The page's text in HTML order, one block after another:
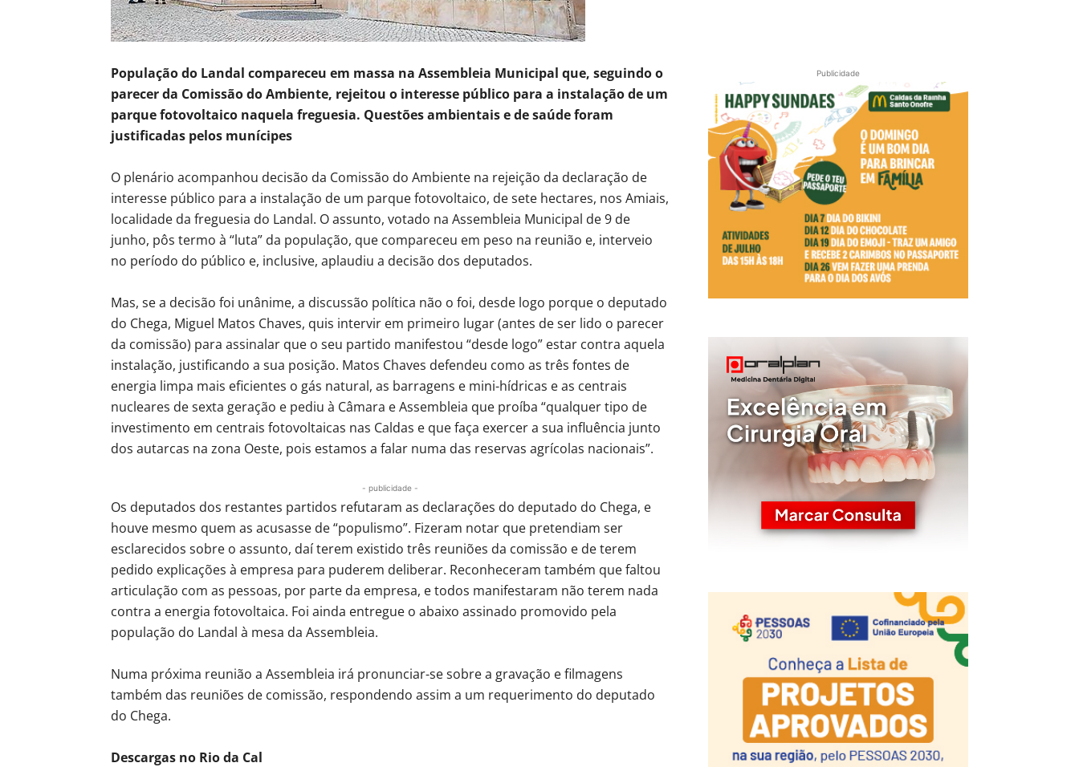
População do Landal compareceu em massa na Assembleia Municipal que, seguindo o
parecer da Comissão do Ambiente, rejeitou o interesse público para a instalação de um
parque fotovoltaico naquela freguesia. Questões ambientais e de saúde foram
justificadas pelos munícipes
O plenário acompanhou decisão da Comissão do Ambiente na rejeição da declaração de
interesse público para a instalação de um parque fotovoltaico, de sete hectares, nos Amiais,
localidade da freguesia do Landal. O assunto, votado na Assembleia Municipal de 9 de
junho, pôs termo à “luta” da população, que compareceu em peso na reunião e, interveio
no período do público e, inclusive, aplaudiu a decisão dos deputados.
Mas, se a decisão foi unânime, a discussão política não o foi, desde logo porque o deputado
do Chega, Miguel Matos Chaves, quis intervir em primeiro lugar (antes de ser lido o parecer
da comissão) para assinalar que o seu partido manifestou “desde logo” estar contra aquela
instalação, justificando a sua posição. Matos Chaves defendeu como as três fontes de
energia limpa mais eficientes o gás natural, as barragens e mini-hídricas e as centrais
nucleares de sexta geração e pediu à Câmara e Assembleia que proíba “qualquer tipo de
investimento em centrais fotovoltaicas nas Caldas e que faça exercer a sua influência junto
dos autarcas na zona Oeste, pois estamos a falar numa das reservas agrícolas nacionais”.
- publicidade -
Os deputados dos restantes partidos refutaram as declarações do deputado do Chega, e
houve mesmo quem as acusasse de “populismo”. Fizeram notar que pretendiam ser
esclarecidos sobre o assunto, daí terem existido três reuniões da comissão e de terem
pedido explicações à empresa para puderem deliberar. Reconheceram também que faltou
articulação com as pessoas, por parte da empresa, e todos manifestaram não terem nada
contra a energia fotovoltaica. Foi ainda entregue o abaixo assinado promovido pela
população do Landal à mesa da Assembleia.
Numa próxima reunião a Assembleia irá pronunciar-se sobre a gravação e filmagens
também das reuniões de comissão, respondendo assim a um requerimento do deputado
do Chega.
Descargas no Rio da Cal
Publicidade